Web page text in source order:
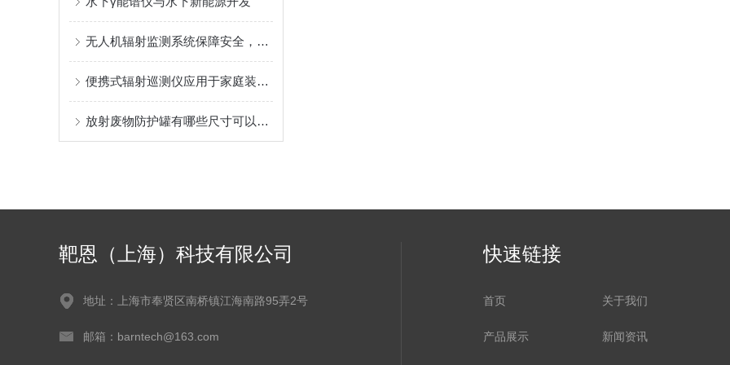
无人机辐射监测系统保障安全，促进创新
便携式辐射巡测仪应用于家庭装修建材检测
放射废物防护罐有哪些尺寸可以选择？
靶恩（上海）科技有限公司
地址：上海市奉贤区南桥镇江海南路95弄2号
邮箱：barntech@163.com
快速链接
首页 关于我们
产品展示 新闻资讯